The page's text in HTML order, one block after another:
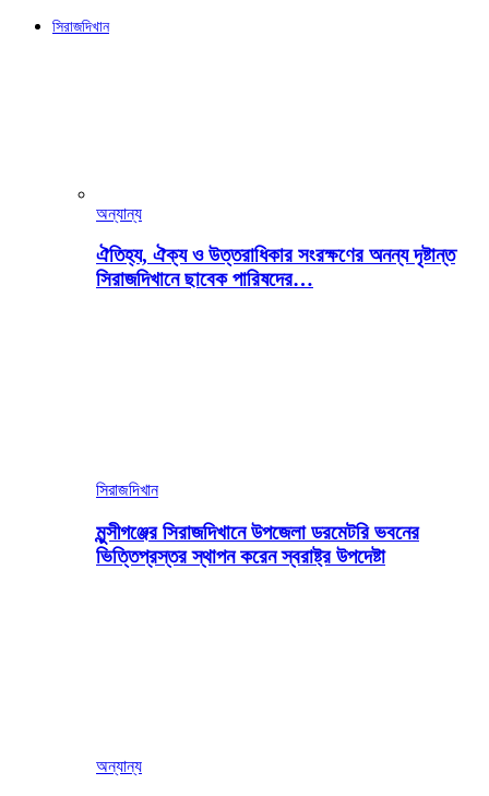
সিরাজদিখান
অন্যান্য
ঐতিহ্য, ঐক্য ও উত্তরাধিকার সংরক্ষণের অনন্য দৃষ্টান্ত
সিরাজদিখানে ছাবেক পারিষদের…
সিরাজদিখান
মুন্সীগঞ্জের সিরাজদিখানে উপজেলা ডরমেটরি ভবনের
ভিত্তিপ্রস্তর স্থাপন করেন স্বরাষ্ট্র উপদেষ্টা
অন্যান্য